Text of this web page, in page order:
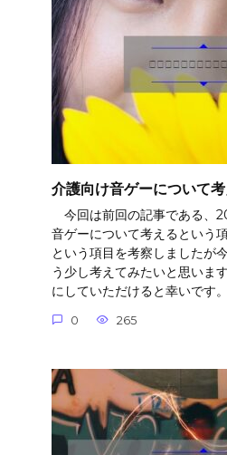
介護向け音ゲーについて
今回は前回の記事である、
音ゲーについて考えるという
という項目を考察しましたが
う少し考えてみたいと思いま
にしていただけると幸いです。
0 265